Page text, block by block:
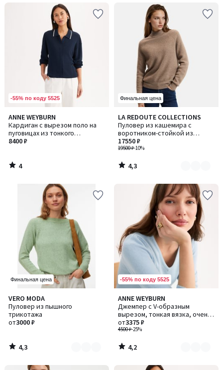
-55% по коду 5525
ANNE WEYBURN
Кардиган с вырезом поло на
пуговицах из тонкого
трикотажа
8400 ₽
4
/
5
4
/
Финальная цена
LA REDOUTE COLLECTIONS
Пуловер из кашемира с
воротником-стойкой из
тонкого трикотажа
19500 ₽-10%
17550 ₽
4,3
/ 5
Количество
цветов:
2
4,3
/
Финальная цена
VERO MODA
Пуловер из пышного
трикотажа
от3000 ₽
4,3
/ 5
Количество
цветов:
2
4,3
/
-55% по коду 5525
ANNE WEYBURN
Джемпер с V-образным
вырезом, тонкая вязка, очень
мягкий на ощупь
4500 ₽-25%
от3375 ₽
4,2
/ 5
Количество
цветов:
4
4,2
/